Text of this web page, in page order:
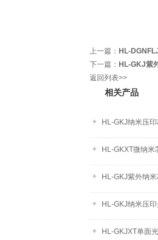
上一篇： HL-
下一篇： HL-GKJ紫
返回列表>>
相关产品
HL-GKJ纳米压
HL-GKXT微纳米
HL-GKJ紫外纳
HL-GKJ纳米压
HL-GKJXT单面